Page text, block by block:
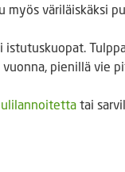
väriläiskäksi
pienillä vie
tai